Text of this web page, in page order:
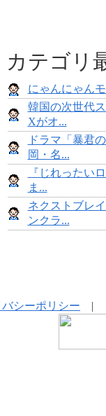
カテゴリ
にゃんにゃん
韓国の次世代
Xがオ...
ドラマ「暴君
岡・名...
『じれったい
ま...
ネクストブレ
ンクラ...
シーポリシー